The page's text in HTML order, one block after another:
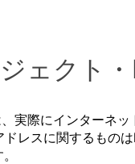
ェクト
実際にインターネ
レスに関するもの